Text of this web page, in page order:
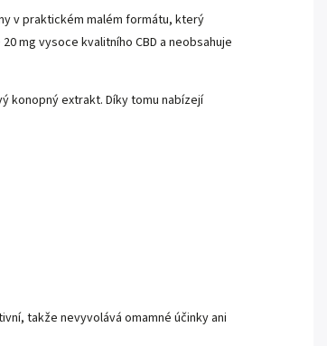
v praktickém malém formátu, který
mg vysoce kvalitního CBD a neobsahuje
konopný extrakt. Díky tomu nabízejí
takže nevyvolává omamné účinky ani